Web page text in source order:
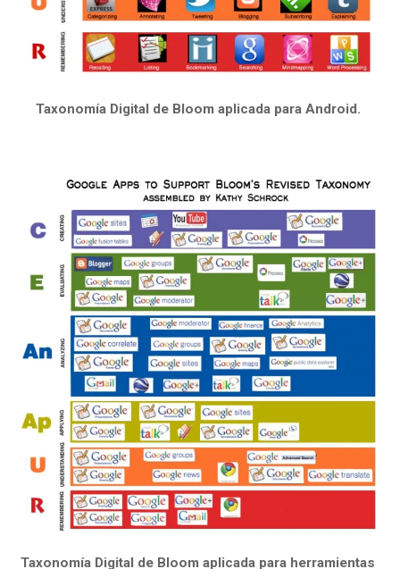
Taxonomía Digital de Bloom aplicada para Android.
Taxonomía Digital de Bloom aplicada para herramientas